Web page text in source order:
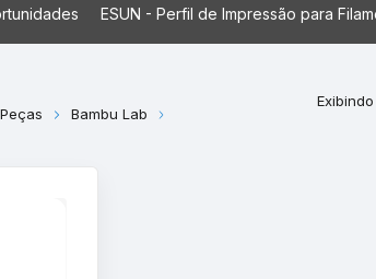
ESUN - Perfil de Impressão para
Bambu Lab